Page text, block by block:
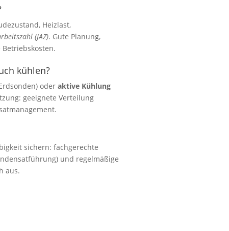
Heizlast,
(JAZ). Gute Planung,
kühlen?
oder aktive Kühlung
geeignete Verteilung
sichern: fachgerechte
und regelmäßige
aus.